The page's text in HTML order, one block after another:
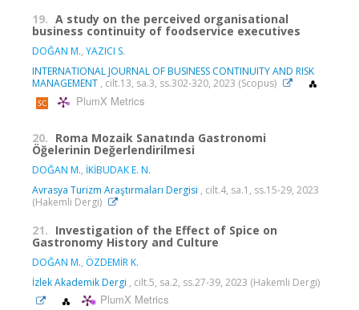
19. A study on the perceived organisational
business continuity of foodservice executives
DOĞAN M., YAZICI S.
INTERNATIONAL JOURNAL OF BUSINESS CONTINUITY AND RISK
MANAGEMENT , cilt.13, sa.3, ss.302-320, 2023 (Scopus)
PlumX Metrics
20. Roma Mozaik Sanatında Gastronomi
Öğelerinin Değerlendirilmesi
DOĞAN M., İKİBUDAK E. N.
Avrasya Turizm Araştırmaları Dergisi , cilt.4, sa.1, ss.15-29, 2023
(Hakemli Dergi)
21. Investigation of the Effect of Spice on
Gastronomy History and Culture
DOĞAN M., ÖZDEMİR K.
İzlek Akademik Dergi , cilt.5, sa.2, ss.27-39, 2023 (Hakemli Dergi)
PlumX Metrics